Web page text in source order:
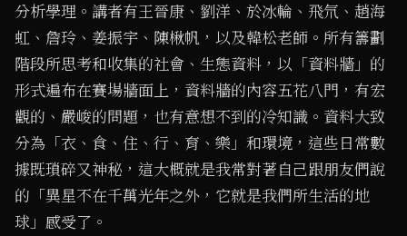
分析學理。講者有王晉康、劉洋、於冰輪、飛氘、趙海
虹、詹玲、姜振宇、陳楸帆，以及韓松老師。所有籌劃
階段所思考和收集的社會、生態資料，以「資料牆」的
形式遍布在賽場牆面上，資料牆的內容五花八門，有宏
觀的、嚴峻的問題，也有意想不到的冷知識。資料大致
分為「衣、食、住、行、育、樂」和環境，這些日常數
據既瑣碎又神秘，這大概就是我常對著自己跟朋友們說
的「異星不在千萬光年之外，它就是我們所生活的地
球」感受了。